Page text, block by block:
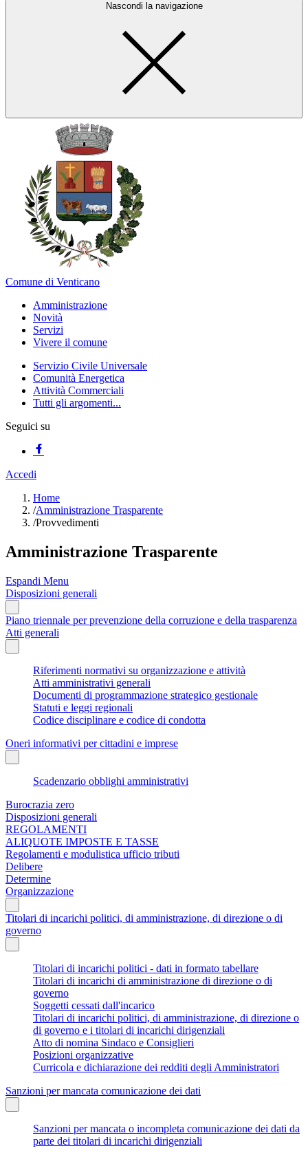
Nascondi la navigazione
Comune di Venticano
Amministrazione
Novità
Servizi
Vivere il comune
Servizio Civile Universale
Comunità Energetica
Attività Commerciali
Tutti gli argomenti...
Seguici su
Accedi
Home
/Amministrazione Trasparente
/Provvedimenti
Amministrazione Trasparente
Espandi Menu
Disposizioni generali
Piano triennale per prevenzione della corruzione e della trasparenza
Atti generali
Riferimenti normativi su organizzazione e attività
Atti amministrativi generali
Documenti di programmazione strategico gestionale
Statuti e leggi regionali
Codice disciplinare e codice di condotta
Oneri informativi per cittadini e imprese
Scadenzario obblighi amministrativi
Burocrazia zero
Disposizioni generali
REGOLAMENTI
ALIQUOTE IMPOSTE E TASSE
Regolamenti e modulistica ufficio tributi
Delibere
Determine
Organizzazione
Titolari di incarichi politici, di amministrazione, di direzione o di
governo
Titolari di incarichi politici - dati in formato tabellare
Titolari di incarichi di amministrazione di direzione o di
governo
Soggetti cessati dall'incarico
Titolari di incarichi politici, di amministrazione, di direzione o
di governo e i titolari di incarichi dirigenziali
Atto di nomina Sindaco e Consiglieri
Posizioni organizzative
Curricola e dichiarazione dei redditi degli Amministratori
Sanzioni per mancata comunicazione dei dati
Sanzioni per mancata o incompleta comunicazione dei dati da
parte dei titolari di incarichi dirigenziali